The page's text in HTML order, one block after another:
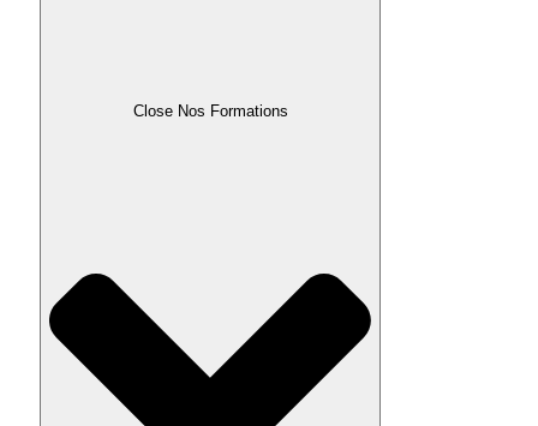
Close Nos Formations